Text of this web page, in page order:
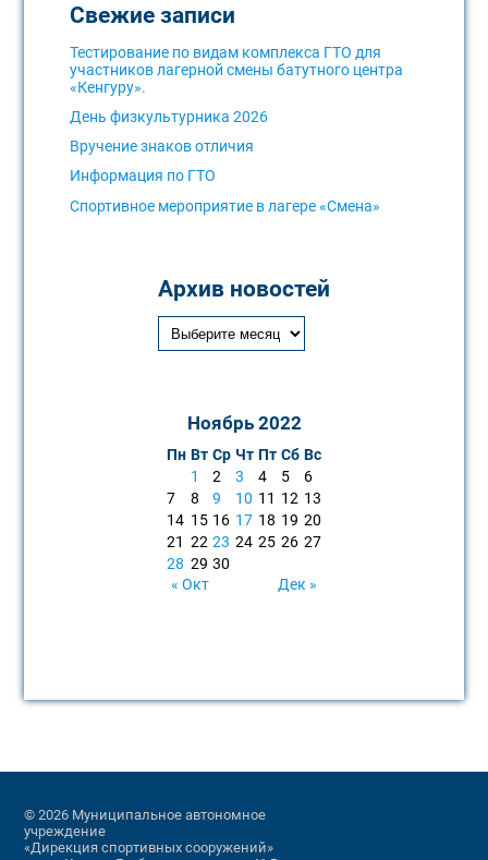
Свежие записи
Тестирование по видам комплекса ГТО для
участников лагерной смены батутного центра
«Кенгуру».
День физкультурника 2026
Вручение знаков отличия
Информация по ГТО
Спортивное мероприятие в лагере «Смена»
Архив новостей
Ноябрь 2022
Пн Вт Ср Чт Пт Сб Вс
1
2 3 4 5
6
7
8 9 10 11 12 13
14 15 16 17 18 19 20
21 22 23 24 25 26 27
28 29 30
« Окт
Дек »
© 2026 Муниципальное автономное
учреждение
«Дирекция спортивных сооружений»